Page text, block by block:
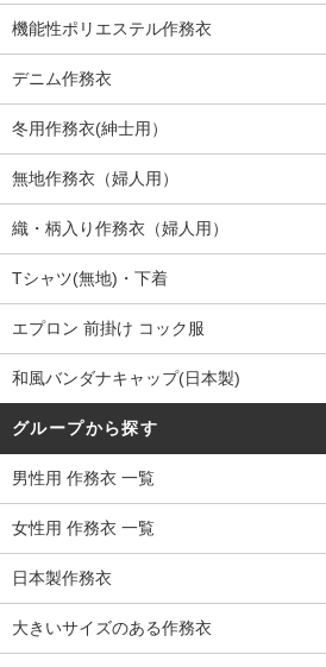
機能性ポリエステル作務衣
デニム作務衣
冬用作務衣(紳士用）
無地作務衣（婦人用）
織・柄入り作務衣（婦人用）
Tシャツ(無地)・下着
エプロン 前掛け コック服
和風バンダナキャップ(日本製)
グループから探す
男性用 作務衣 一覧
女性用 作務衣 一覧
日本製作務衣
大きいサイズのある作務衣